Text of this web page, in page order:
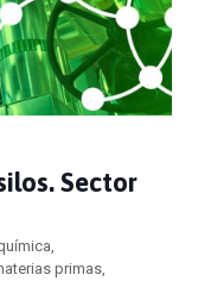
Sector
primas,